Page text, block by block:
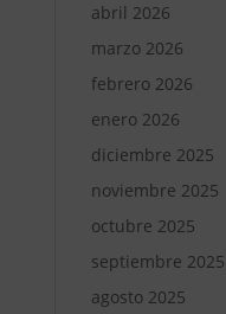
abril 2026
marzo 2026
febrero 2026
enero 2026
diciembre 2025
noviembre 2025
octubre 2025
septiembre 2025
agosto 2025